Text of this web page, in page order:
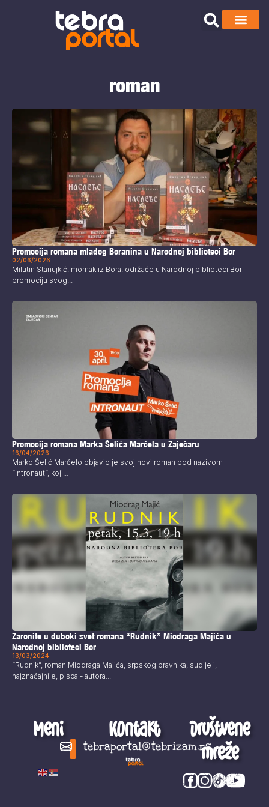
roman
Promocija romana mladog Boranina u Narodnoj biblioteci Bor
02/06/2026
Milutin Stanujkić, momak iz Bora, održaće u Narodnoj biblioteci Bor
promociju svog...
Promocija romana Marka Šelića Marčela u Zaječaru
16/04/2026
Marko Šelić Marčelo objavio je svoj novi roman pod nazivom
“Intronaut”, koji...
Zaronite u duboki svet romana “Rudnik” Miodraga Majića u
Narodnoj biblioteci Bor
13/03/2024
“Rudnik”, roman Miodraga Majića, srpskog pravnika, sudije i,
najznačajnije, pisca - autora...
Meni Kontakt
tebraportal@tebrizam.rs
Društvene
mreže